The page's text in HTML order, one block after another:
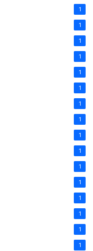
1
1
1
1
1
1
1
1
1
1
1
1
1
1
1
1